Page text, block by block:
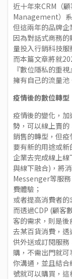
近十年來CRM（
Management）系
但這兩年的品牌
因為對話式商務
量投入行銷科技服
而本篇文章將就
『數位隱私的重
擁有自己的流量池
疫情後的數位轉型
疫情後的變化，
勢，可以線上賣
銷售的轉型，但
要有新的用途或
企業去完成線上
與線下融合)，將
Messenger等服
費體驗；
或者提高消費者的
而透過CDP (顧
客的需求，則是
去某百貨消費，透
供外送或訂閱服
購，不需出門就
你溝通，並且結
號就可以購買，這